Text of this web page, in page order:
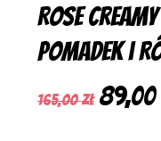
Rose
Pomadek i
165,00zł 89,00